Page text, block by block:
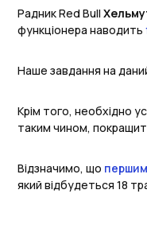
Радник Red Bull
функціонера наводить
Наше завдання на
Крім того, необхідно
таким чином,
Відзначимо, що
який відбудеться 18